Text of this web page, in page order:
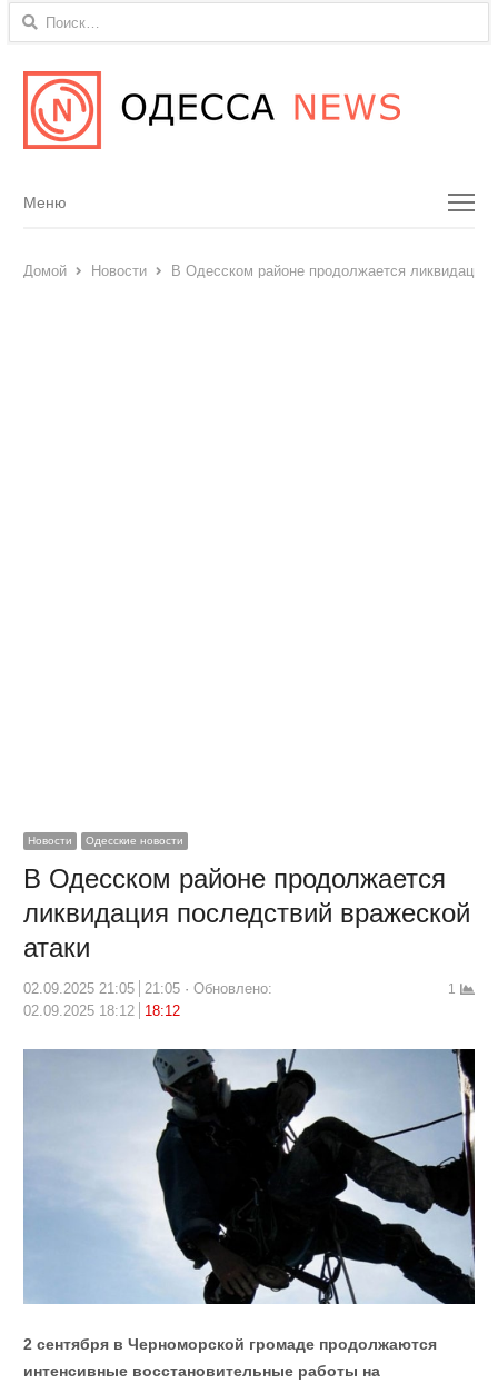
Найти:
Menu
Меню
Домой Новости В Одесском районе продолжается ликвидация
Новости Одесские новости
В Одесском районе продолжается
ликвидация последствий вражеской
атаки
02.09.2025 21:05 21:05
Обновлено:
02.09.2025 18:12
18:12
1
2 сентября в Черноморской громаде продолжаются
интенсивные восстановительные работы на